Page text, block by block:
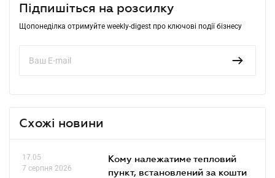
Підпишіться на розсилку
Щопонеділка отримуйте weekly-digest про ключові події бізнесу
Схожі новини
17.05
7 серпня 2026
Кому належатиме тепловий
пункт, встановлений за кошти